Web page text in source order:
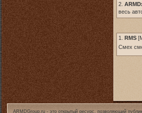
2.
весь
1. RMS [
Смех
ARMDGroup.ru - это открытый ресурс, позволяющий